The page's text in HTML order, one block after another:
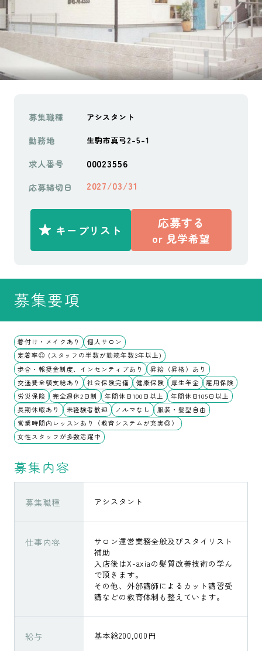
募集職種 アシスタント
勤務地 生駒市真弓2-5-1
求人番号 00023556
応募締切日 2027/03/31
キープリスト 応募する
or 見学希望
募集要項
着付け・メイクあり
個人サロン
定着率◎ (スタッフの半数が勤続年数3年以上)
歩合・報奨金制度、インセンティブあり
昇給（昇格）あり
交通費全額支給あり
社会保険完備 健康保険 厚生年金
雇用保険
労災保険
完全週休2日制 年間休日100日以上
年間休日105日以上
長期休暇あり
未経験者歓迎 ノルマなし
服装・髪型自由
営業時間内レッスンあり（教育システムが充実◎）
女性スタッフが多数活躍中
募集内容
募集職種 アシスタント
仕事内容
サロン運営業務全般及びスタイリスト
補助
入店後はX-axiaの髪質改善技術の学ん
で頂きます。
その他、外部講師によるカット講習受
講などの教育体制も整えています。
給与 基本給200,000円